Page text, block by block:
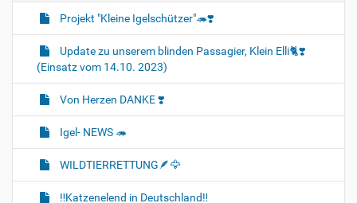
Projekt "Kleine Igelschützer"🦔❣️
Update zu unserem blinden Passagier, Klein Elli🐈❣️
(Einsatz vom 14.10. 2023)
Von Herzen DANKE ❣️
Igel- NEWS 🦔
WILDTIERRETTUNG🪶🦅
‼️Katzenelend in Deutschland‼️